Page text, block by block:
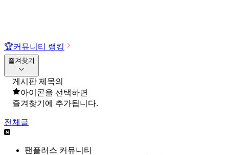
🏆커뮤니티 랭킹
즐겨찾기
게시판 제목의
아이콘을 선택하면
즐겨찾기에 추가됩니다.
전체글
팬플러스 커뮤니티